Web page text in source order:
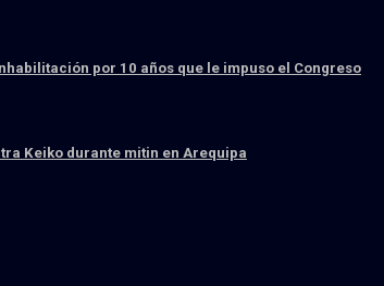
por 10 años que le impuso el Congreso
Keiko durante mitin en Arequipa